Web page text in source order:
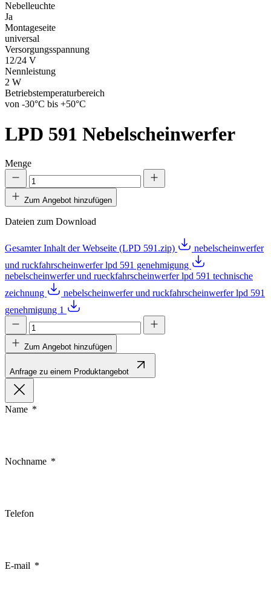
Nebelleuchte
Ja
Montageseite
universal
Versorgungsspannung
12/24 V
Nennleistung
2 W
Betriebstemperaturbereich
von -30°C bis +50°C
LPD 591 Nebelscheinwerfer
Menge
Zum Angebot hinzufügen
Dateien zum Download
Gesamter Inhalt der Webseite (LPD 591.zip)
nebelscheinwerfer
und ruckfahrscheinwerfer lpd 591 genehmigung
nebelscheinwerfer und rueckfahrscheinwerfer lpd 591 technische
zeichnung
nebelscheinwerfer und ruckfahrscheinwerfer lpd 591
genehmigung 1
Zum Angebot hinzufügen
Anfrage zu einem Produktangebot
Name
Nochname
Telefon
E-mail